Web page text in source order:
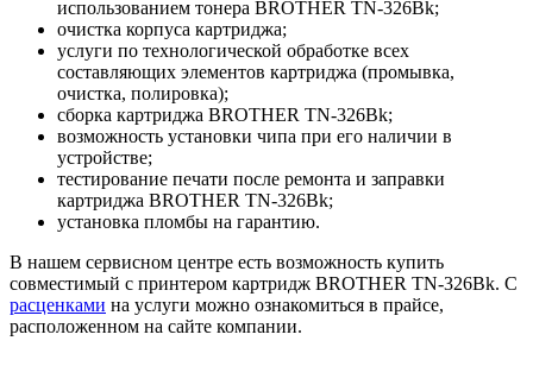
использованием тонера BROTHER TN-326Bk;
очистка корпуса картриджа;
услуги по технологической обработке всех
составляющих элементов картриджа (промывка,
очистка, полировка);
сборка картриджа BROTHER TN-326Bk;
возможность установки чипа при его наличии в
устройстве;
тестирование печати после ремонта и заправки
картриджа BROTHER TN-326Bk;
установка пломбы на гарантию.
В нашем сервисном центре есть возможность купить
совместимый с принтером картридж BROTHER TN-326Bk. С
расценками на услуги можно ознакомиться в прайсе,
расположенном на сайте компании.